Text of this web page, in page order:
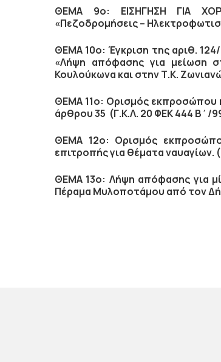
ΘΕΜΑ 9ο: ΕΙΣΗΓΗΣΗ ΓΙΑ
«Πεζοδρομήσεις –
ΘΕΜΑ 10ο: Έγκριση της αριθ.
«Λήψη απόφασης για μείωση
Κουλούκωνα και στην Τ.Κ.
ΘΕΜΑ 11ο: Ορισμός εκπροσώπου
άρθρου 35 (Γ.Κ.Λ. 20 ΦΕΚ 444 Β΄/
ΘΕΜΑ 12ο: Ορισμός
επιτροπής για θέματα ναυαγίων.
ΘΕΜΑ 13ο: Λήψη απόφασης για
Πέραμα Μυλοποτάμου από τον